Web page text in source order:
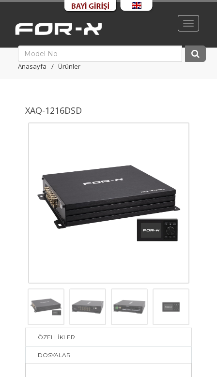
Toggle
Anasayfa Ürünler
XAQ-1216DSD
ÖZELLİKLER
DOSYALAR